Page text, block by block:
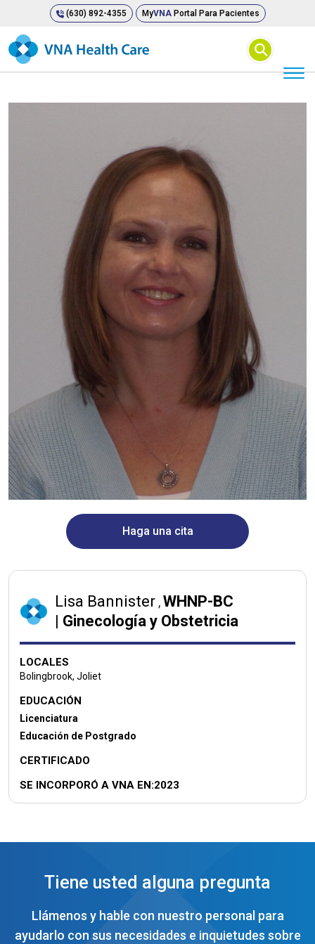
(630) 892-4355 MyVNA Portal Para Pacientes
⚲
Haga una cita
Lisa Bannister ,WHNP-BC
Ginecología y Obstetricia
LOCALES
Bolingbrook, Joliet
EDUCACIÓN
Licenciatura
Educación de Postgrado
CERTIFICADO
SE INCORPORÓ A VNA EN:2023
Tiene usted alguna pregunta
Llámenos y hable con nuestro personal para
ayudarlo con sus necesidades e inquietudes sobre